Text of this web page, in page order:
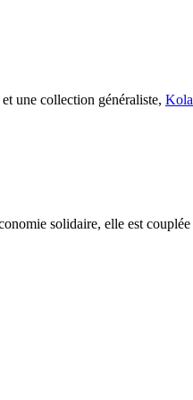
et une collection généraliste,
solidaire, elle est